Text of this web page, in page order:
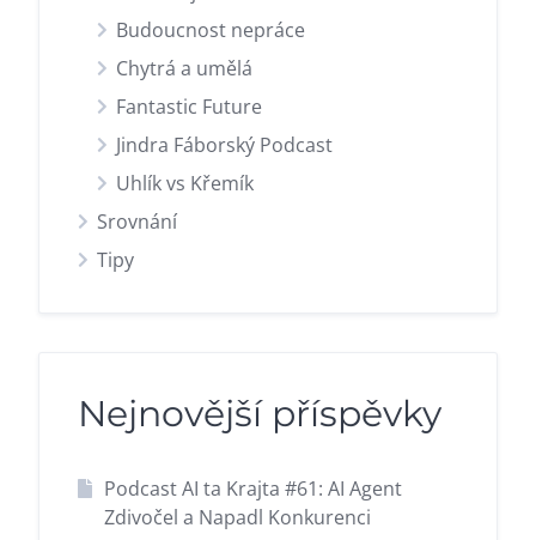
Budoucnost nepráce
Chytrá a umělá
Fantastic Future
Jindra Fáborský Podcast
Uhlík vs Křemík
Srovnání
Tipy
Nejnovější příspěvky
Podcast AI ta Krajta #61: AI Agent
Zdivočel a Napadl Konkurenci